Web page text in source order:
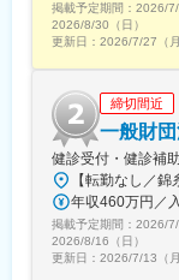
■主な業務内容
●臨床研究支援
・PM業務：研
ン設計・実行
行
●PSG解析AI
・マーケティ
・テストデー
・クロージン
●マネージャー
掲載予定期間： 2026/7/
2026/8/30（日）
更新日： 2026/7/27（月
締切間近
一般財
健診受付・健診補
掲載予定期間： 2026/7/
2026/8/16（日）
更新日： 2026/7/13（月